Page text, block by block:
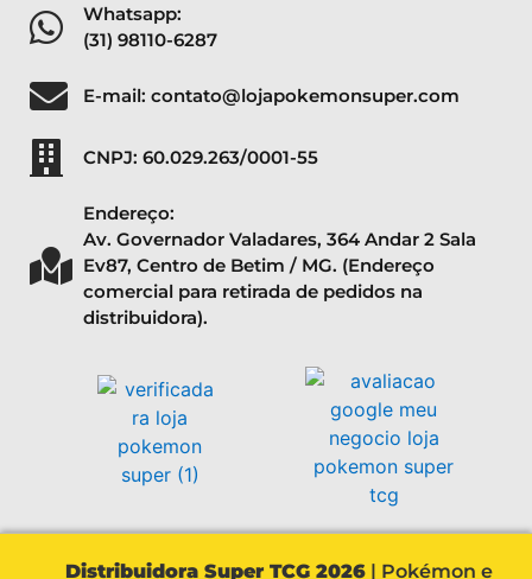
Whatsapp:
(31) 98110-6287
E-mail: contato@lojapokemonsuper.com
CNPJ: 60.029.263/0001-55
Endereço:
Av. Governador Valadares, 364 Andar 2 Sala
Ev87, Centro de Betim / MG. (Endereço
comercial para retirada de pedidos na
distribuidora).
Distribuidora Super TCG 2026 | Pokémon e